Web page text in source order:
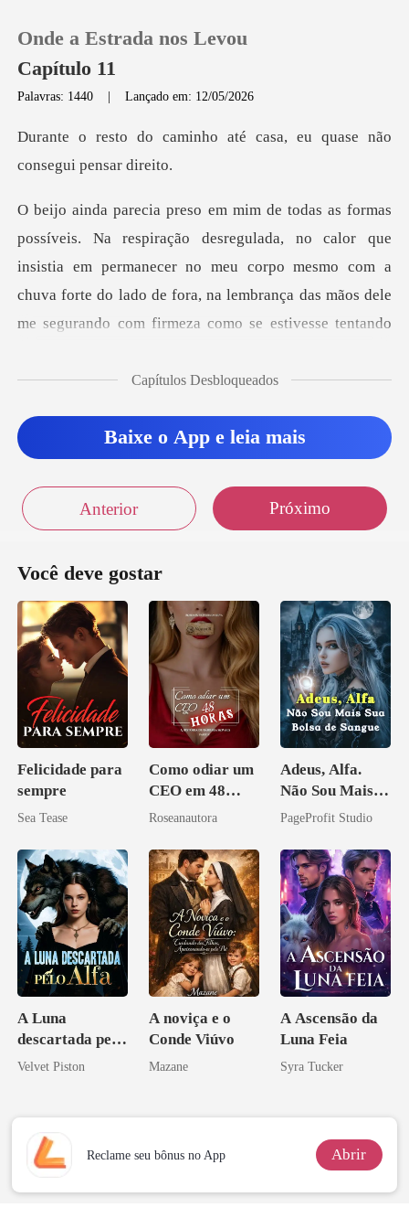
0
Histórico
Sair
Onde a Estrada nos Levou
Capítulo 11
Palavras: 1440 |Lançado em: 12/05/2026
ho até casa, eu quase nã
no calor que
insistia em permanecer no meu corpo mesmo com a
chuva forte do lado de fora,
Capítulos Desbloqueados
Baixe o App e leia mais
Anterior Próximo
Você deve gostar
Felicidade para
sempre
Sea Tease
Como odiar um
CEO em 48
horas
Roseanautora
Adeus, Alfa.
Não Sou Mais
Sua Bolsa de
PageProfit Studio
A Luna
descartada pelo
Alfa
Velvet Piston
A noviça e o
Conde Viúvo
Mazane
A Ascensão da
Luna Feia
Syra Tucker
Reclame seu bônus no App Abrir